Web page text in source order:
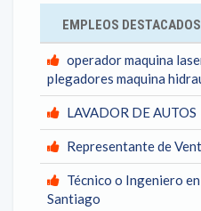
EMPLEOS DESTACADOS
operador maquina
plegadores maquina
LAVADOR DE AUTOS
Representante de
Técnico o Ingeniero
Santiago